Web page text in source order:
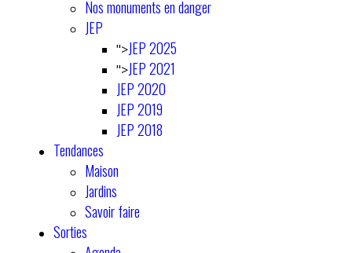
Nos monuments en danger
JEP
">JEP 2025
">JEP 2021
JEP 2020
JEP 2019
JEP 2018
Tendances
Maison
Jardins
Savoir faire
Sorties